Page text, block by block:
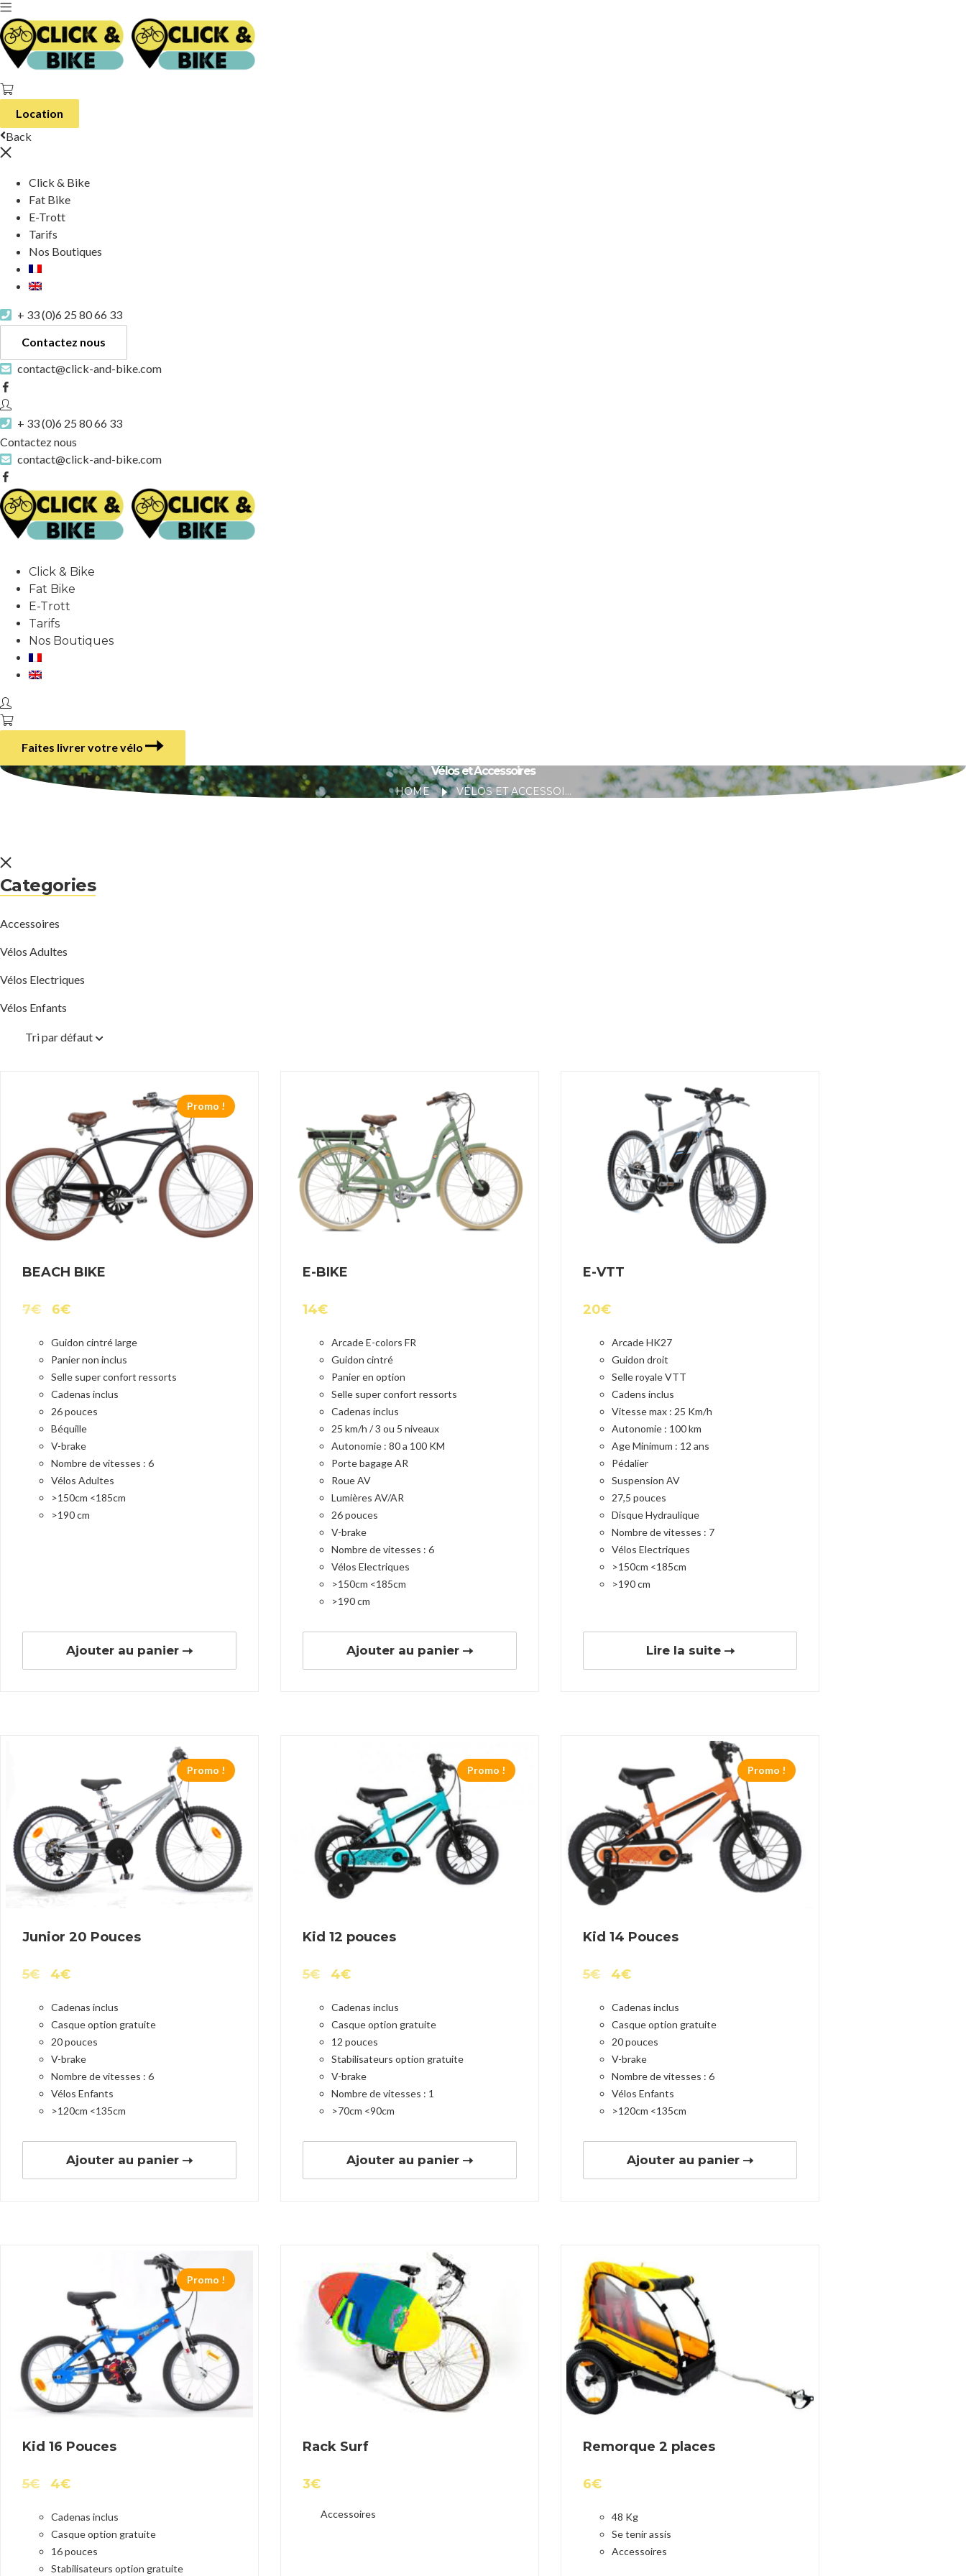
Location
Back
Click & Bike
Fat Bike
E-Trott
Tarifs
Nos Boutiques
+ 33 (0)6 25 80 66 33
Contactez nous
contact@click-and-bike.com
+ 33 (0)6 25 80 66 33
Contactez nous
contact@click-and-bike.com
Click & Bike
Fat Bike
E-Trott
Tarifs
Nos Boutiques
Faites livrer votre vélo
Vélos et Accessoires
HOME VÉLOS ET ACCESSOIRES
Categories
Accessoires
Vélos Adultes
Vélos Electriques
Vélos Enfants
Tri par défaut
Promo !
BEACH BIKE
7€ 6€
Guidon cintré large
Panier non inclus
Selle super confort ressorts
Cadenas inclus
26 pouces
Béquille
V-brake
Nombre de vitesses : 6
Vélos Adultes
>150cm <185cm
>190 cm
Ajouter au panier
E-BIKE
14€
Arcade E-colors FR
Guidon cintré
Panier en option
Selle super confort ressorts
Cadenas inclus
25 km/h / 3 ou 5 niveaux
Autonomie : 80 a 100 KM
Porte bagage AR
Roue AV
Lumières AV/AR
26 pouces
V-brake
Nombre de vitesses : 6
Vélos Electriques
>150cm <185cm
>190 cm
Ajouter au panier
E-VTT
20€
Arcade HK27
Guidon droit
Selle royale VTT
Cadens inclus
Vitesse max : 25 Km/h
Autonomie : 100 km
Age Minimum : 12 ans
Pédalier
Suspension AV
27,5 pouces
Disque Hydraulique
Nombre de vitesses : 7
Vélos Electriques
>150cm <185cm
>190 cm
Lire la suite
Promo !
Junior 20 Pouces
5€ 4€
Cadenas inclus
Casque option gratuite
20 pouces
V-brake
Nombre de vitesses : 6
Vélos Enfants
>120cm <135cm
Ajouter au panier
Promo !
Kid 12 pouces
5€ 4€
Cadenas inclus
Casque option gratuite
12 pouces
Stabilisateurs option gratuite
V-brake
Nombre de vitesses : 1
>70cm <90cm
Ajouter au panier
Promo !
Kid 14 Pouces
5€ 4€
Cadenas inclus
Casque option gratuite
20 pouces
V-brake
Nombre de vitesses : 6
Vélos Enfants
>120cm <135cm
Ajouter au panier
Promo !
Kid 16 Pouces
5€ 4€
Cadenas inclus
Casque option gratuite
16 pouces
Stabilisateurs option gratuite
Rack Surf
3€
Accessoires
Remorque 2 places
6€
48 Kg
Se tenir assis
Accessoires